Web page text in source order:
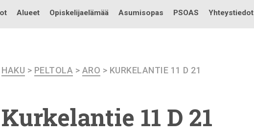
Testi
Alueet Opiskelijaelämää Asumisopas PSOAS Yhteystiedot
HAKU > PELTOLA > ARO > KURKELANTIE 11 D 21
Kurkelantie 11 D 21